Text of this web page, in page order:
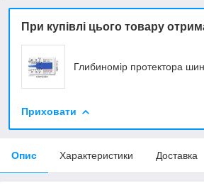
При купівлі цього товару
Глибиномір протектора шин
Приховати
Опис Характеристики Доставка